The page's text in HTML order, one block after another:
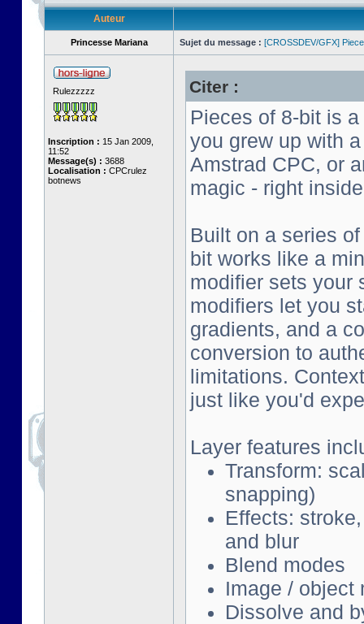
Auteur
Princesse Mariana Sujet du message : [CROSSDEV/GFX]
Rulezzzzz
Inscription : 15 Jan 2009,
11:52
Message(s) : 3688
Localisation : CPCrulez
botnews
Citer :
Pieces of 8-bit is
you grew up with
Amstrad CPC, or
magic - right
Built on a series
bit works like a
modifier sets your
modifiers let you
gradients, and a
conversion to
limitations.
just like you'd
Layer features
Transform:
snapping)
Effects:
and blur
Blend modes
Image / object
Dissolve and